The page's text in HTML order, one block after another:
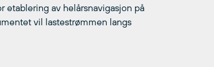
etablering av helårsnavigasjon på
vil lastestrømmen langs